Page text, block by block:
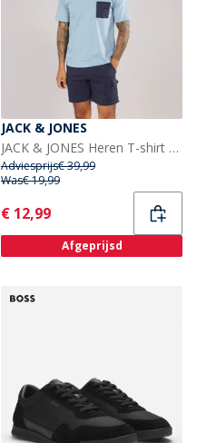
JACK & JONES
JACK & JONES Heren T-shirt met zak en short set Mountain Spring/Navy Blazer
Adviesprijs€ 39,99
Was€ 19,99
Current
€ 12,99
Afgeprijsd